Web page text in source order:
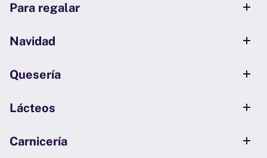
Para regalar
Navidad
Quesería
Lácteos
Carnicería